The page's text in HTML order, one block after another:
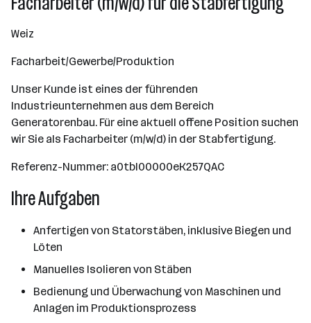
Weiz
Facharbeit/Gewerbe/Produktion
Unser Kunde ist eines der führenden
Industrieunternehmen aus dem Bereich
Generatorenbau. Für eine aktuell offene Position suchen
wir Sie als Facharbeiter (m/w/d) in der Stabfertigung.
Referenz-Nummer: a0tbI00000eK257QAC
Ihre Aufgaben
Anfertigen von Statorstäben, inklusive Biegen und
Löten
Manuelles Isolieren von Stäben
Bedienung und Überwachung von Maschinen und
Anlagen im Produktionsprozess